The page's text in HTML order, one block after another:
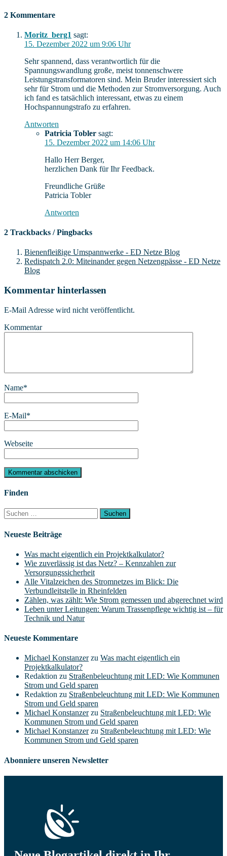
2 Kommentare
Moritz_berg1 sagt:
15. Dezember 2022 um 9:06 Uhr
Sehr spannend, dass verantwortlich für die
Spannungswandlung große, meist tonnenschwere
Leistungstransformatoren sind. Mein Bruder interessiert sich
sehr für Strom und die Methoden zur Stromversorgung. Auch
ich fand es tatsächlich interessant, etwas zu einem
Hochspannungstrafo zu erfahren.
Antworten
Patricia Tobler sagt:
15. Dezember 2022 um 14:06 Uhr
Hallo Herr Berger,
herzlichen Dank für Ihr Feedback.
Freundliche Grüße
Patricia Tobler
Antworten
2 Trackbacks / Pingbacks
Bienenfleißige Umspannwerke - ED Netze Blog
Redispatch 2.0: Miteinander gegen Netzengpässe - ED Netze
Blog
Kommentar hinterlassen
E-Mail Adresse wird nicht veröffentlicht.
Kommentar
Name*
E-Mail*
Webseite
Finden
Suchen
nach:
Neueste Beiträge
Was macht eigentlich ein Projektkalkulator?
Wie zuverlässig ist das Netz? – Kennzahlen zur
Versorgungssicherheit
Alle Vitalzeichen des Stromnetzes im Blick: Die
Verbundleitstelle in Rheinfelden
Zählen, was zählt: Wie Strom gemessen und abgerechnet wird
Leben unter Leitungen: Warum Trassenpflege wichtig ist – für
Technik und Natur
Neueste Kommentare
Michael Konstanzerzu Was macht eigentlich ein
Projektkalkulator?
Redaktion zu Straßenbeleuchtung mit LED: Wie Kommunen
Strom und Geld sparen
Redaktion zu Straßenbeleuchtung mit LED: Wie Kommunen
Strom und Geld sparen
Michael Konstanzerzu Straßenbeleuchtung mit LED: Wie
Kommunen Strom und Geld sparen
Michael Konstanzerzu Straßenbeleuchtung mit LED: Wie
Kommunen Strom und Geld sparen
Abonniere unseren Newsletter